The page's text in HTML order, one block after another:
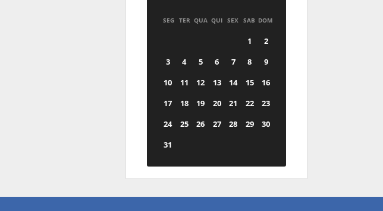
SEG TER QUA QUI SEX SAB DOM
1
2
3
4 5 6 7 8
9
10
11 12 13 14 15
16
17
18 19 20 21 22
23
24
25 26 27 28 29
30
31